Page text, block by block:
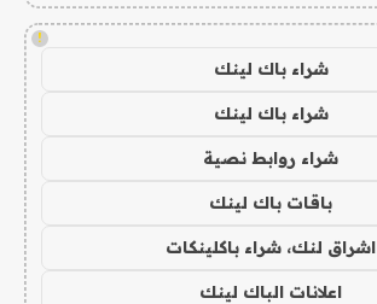
!
شراء باك لينك
شراء باك لينك
شراء روابط نصية
باقات باك لينك
اشراق لنك، شراء باكلينكات
اعلانات الباك لينك